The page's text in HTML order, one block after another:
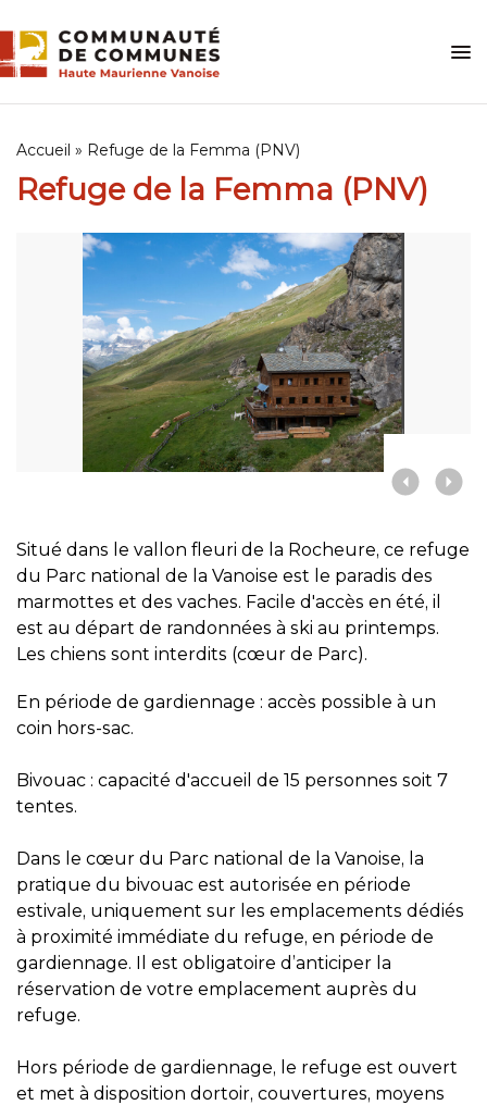
to
content
Accueil » Refuge de la Femma (PNV)
Refuge de la Femma (PNV)
Situé dans le vallon fleuri de la Rocheure, ce refuge
du Parc national de la Vanoise est le paradis des
marmottes et des vaches. Facile d'accès en été, il
est au départ de randonnées à ski au printemps.
Les chiens sont interdits (cœur de Parc).
En période de gardiennage : accès possible à un
coin hors-sac.
Bivouac : capacité d'accueil de 15 personnes soit 7
tentes.
Dans le cœur du Parc national de la Vanoise, la
pratique du bivouac est autorisée en période
estivale, uniquement sur les emplacements dédiés
à proximité immédiate du refuge, en période de
gardiennage. Il est obligatoire d’anticiper la
réservation de votre emplacement auprès du
refuge.
Hors période de gardiennage, le refuge est ouvert
et met à disposition dortoir, couvertures, moyens